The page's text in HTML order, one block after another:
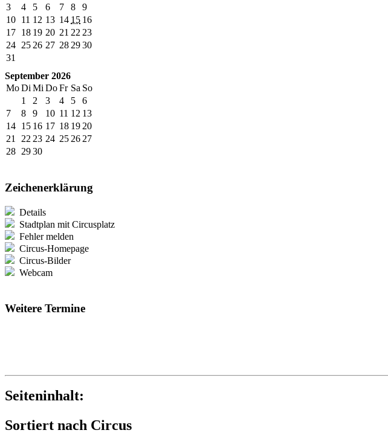
3
4 5 6 7 8
9
10 11 12 13 14 15 16
17 18 19 20 21 22 23
24 25 26 27 28 2930
31
September 2026
MoDi Mi DoFr Sa So
1
2 3 4 5
6
7
8 9 10 11 12 13
14 15 16 17 18 19 20
21
22 23 24 25 26 27
28 2930
Zeichenerklärung
Details
Stadtplan mit Circusplatz
Fehler melden
Circus-Homepage
Circus-Bilder
Webcam
Weitere Termine
Seiteninhalt:
Sortiert nach Circus